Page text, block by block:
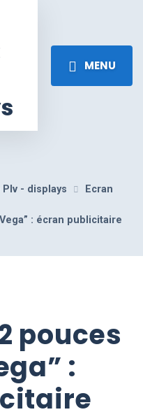
MENU
- displays
Ecran
: écran publicitaire
pouces
: